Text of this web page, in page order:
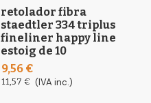
retolador fibra
staedtler 334 triplus
fineliner happy line
estoig de 10
9,56 €
11,57 € (IVA inc.)